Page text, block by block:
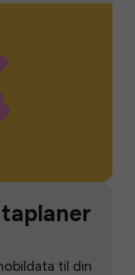
til din